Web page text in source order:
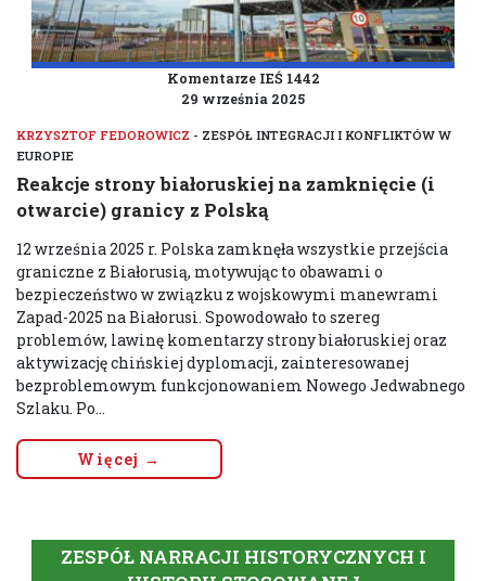
Komentarze IEŚ 1442
29 września 2025
KRZYSZTOF FEDOROWICZ - ZESPÓŁ INTEGRACJI I KONFLIKTÓW W
EUROPIE
Reakcje strony białoruskiej na zamknięcie (i
otwarcie) granicy z Polską
12 września 2025 r. Polska zamknęła wszystkie przejścia
graniczne z Białorusią, motywując to obawami o
bezpieczeństwo w związku z wojskowymi manewrami
Zapad-2025 na Białorusi. Spowodowało to szereg
problemów, lawinę komentarzy strony białoruskiej oraz
aktywizację chińskiej dyplomacji, zainteresowanej
bezproblemowym funkcjonowaniem Nowego Jedwabnego
Szlaku. Po...
Więcej →
ZESPÓŁ NARRACJI HISTORYCZNYCH I